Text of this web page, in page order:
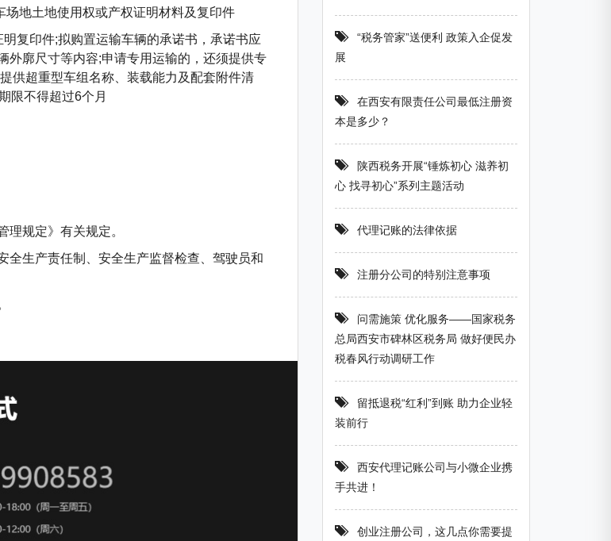
地土地使用权或产权证明材料及复印件
复印件;拟购置运输车辆的承诺书，承诺书应
外廓尺寸等内容;申请专用运输的，还须提供专
供超重型车组名称、装载能力及配套附件清
限不得超过6个月
管理规定》有关规定。
全生产责任制、安全生产监督检查、驾驶员和
“税务管家”送便利 政策入企促发
展
在西安有限责任公司最低注册资
本是多少？
陕西税务开展“锤炼初心 滋养初
心 找寻初心”系列主题活动
代理记账的法律依据
注册分公司的特别注意事项
问需施策 优化服务——国家税务
总局西安市碑林区税务局 做好便民办
税春风行动调研工作
留抵退税“红利”到账 助力企业轻
装前行
西安代理记账公司与小微企业携
手共进！
创业注册公司，这几点你需要提